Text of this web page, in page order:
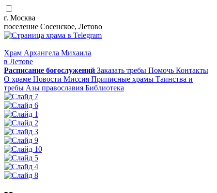
г. Москва
поселение Сосенское, Летово
Храм Архангела Михаила
в Летове
Расписание богослужений Заказать требы Помочь Контакты
О храме Новости Миссия Приписные храмы Таинства и
требы Азы православия Библиотека